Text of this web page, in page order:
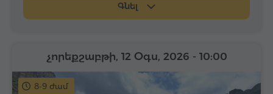
Գնել
8-9 ժամ
չորեքշաբթի, 12 Օգս, 2026 - 10:00